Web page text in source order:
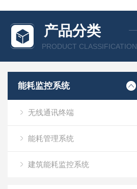
产品分类
PRODUCT CLASSIFICATION
能耗监控系统
无线通讯终端
能耗管理系统
建筑能耗监控系统